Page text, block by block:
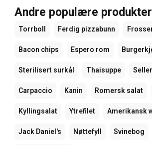
Andre populære produkter
Torrboll Ferdig pizzabunn
Bacon chips Espero rom
Sterilisert surkål Thaisuppe
Carpaccio Kanin Romersk salat
Kyllingsalat Ytrefilet Amerikansk
Jack Daniel's Nøttefyll Svinebog